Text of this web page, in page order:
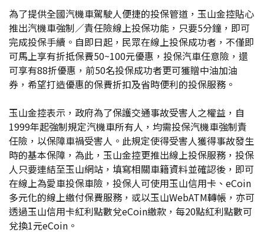
為了提供全國汽機車駕駛人便捷的投保管道，玉山金控貼心
推出汽機車強制／責任險線上投保功能，只要5分鐘，即可
完成投保手續。自即日起，民眾在線上投保成功者，不僅即
可馬上享有折抵保費50~100元優惠，投保汽車任意險，還
可享有88折優惠，前50名投保成功者更可獲贈中油加油
券，希望打造優惠的保費折扣及省時便利的投保服務。
玉山金控表示，政府為了保護交通事故受害人之權益，自
1999年起強制規定汽機車所有人，均需投保汽機車強制責
任險，以保障車禍受害人。此規定使得受害人獲得事故發生
時的基本保障，為此，玉山金控更推出線上投保服務，投保
人只要連結至玉山網站，填寫相關車籍資料並確認後，即可
在線上為愛車投保車險，投保人可使用玉山信用卡、eCoin
多元化的線上繳付保費服務，或以玉山WebATM轉帳，亦可
透過玉山信用卡紅利點數兌eCoin繳款，每20點紅利點數可
兌換1元eCoin。